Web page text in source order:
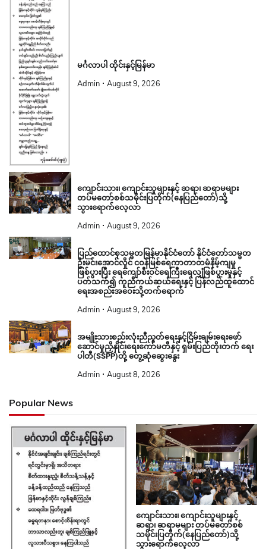
မင်္ဂလာပါ ထိုင်းနှင့်မြန်မာ
Admin August 9, 2026
ကျောင်းသား၊ ကျောင်းသူများနှင့် ဆရာ၊ ဆရာမများ
တပ်မတော်စစ်သမိုင်းပြတိုက်(နေပြည်တော်)သို့
သွားရောက်လေ့လာ
Admin August 9, 2026
ပြည်ထောင်စုသမ္မတမြန်မာနိုင်ငံတော် နိုင်ငံတော်သမ္မတ
ဦးမင်းအောင်လှိုင် ငဝန်မြစ်ရေကာတာတမံနိမ့်ကျမှု
ဖြစ်ပွားပြီး ရေကျော်စီးဝင်ရေကြီးရေလျှံဖြစ်ပွားမှုနှင့်
ပတ်သက်၍ ကူညီကယ်ဆယ်ရေးနှင့် ပြန်လည်ထူထောင်
ရေးအစည်းအဝေးသို့တက်ရောက်
Admin August 9, 2026
အမျိုးသားစည်းလုံးညီညွတ်ရေးနှင့်ငြိမ်းချမ်းရေးဖော်
ဆောင်မှုညှိနှိုင်းရေးကော်မတီနှင့် ရှမ်းပြည်တိုးတက် ရေး
ပါတီ(SSPP)တို့ တွေ့ဆုံဆွေးနွေး
Admin August 8, 2026
Popular News
ကျောင်းသား၊ ကျောင်းသူများနှင့်
ဆရာ၊ ဆရာမများ တပ်မတော်စစ်
သမိုင်းပြတိုက်(နေပြည်တော်)သို့
သွားရောက်လေ့လာ